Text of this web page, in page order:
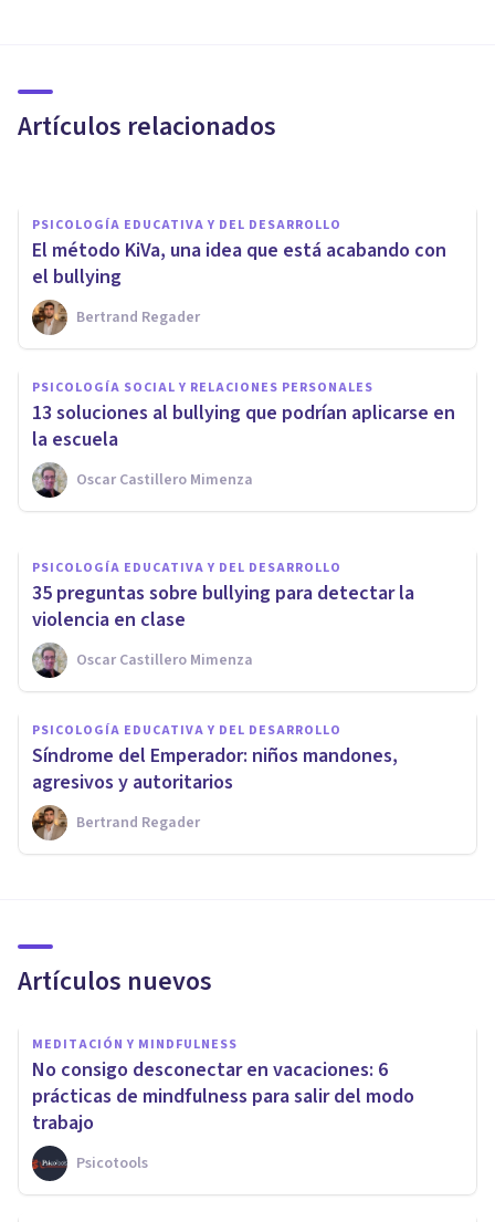
Artículos relacionados
el acoso
PSICOLOGÍA EDUCATIVA Y DEL DESARROLLO
El método KiVa, una idea que está acabando con
el bullying
Bertrand Regader
PSICOLOGÍA SOCIAL Y RELACIONES PERSONALES
​13 soluciones al bullying que podrían aplicarse en
la escuela
Oscar Castillero Mimenza
PSICOLOGÍA EDUCATIVA Y DEL DESARROLLO
Bullying por homofobia: sus
dañinos efectos en la sociedad
y la educación
Mateo Rigola
PSICOLOGÍA EDUCATIVA Y DEL DESARROLLO
35 preguntas sobre bullying para detectar la
violencia en clase
Oscar Castillero Mimenza
PSICOLOGÍA EDUCATIVA Y DEL DESARROLLO
Síndrome del Emperador: niños mandones,
agresivos y autoritarios
Bertrand Regader
Artículos nuevos
MEDITACIÓN Y MINDFULNESS
No consigo desconectar en vacaciones: 6
prácticas de mindfulness para salir del modo
trabajo
Psicotools